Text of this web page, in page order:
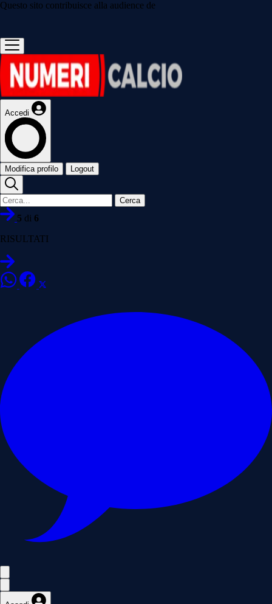
Questo sito contribuisce alla audience de
Accedi
Modifica profilo Logout
Cerca
5 di 6
RISULTATI